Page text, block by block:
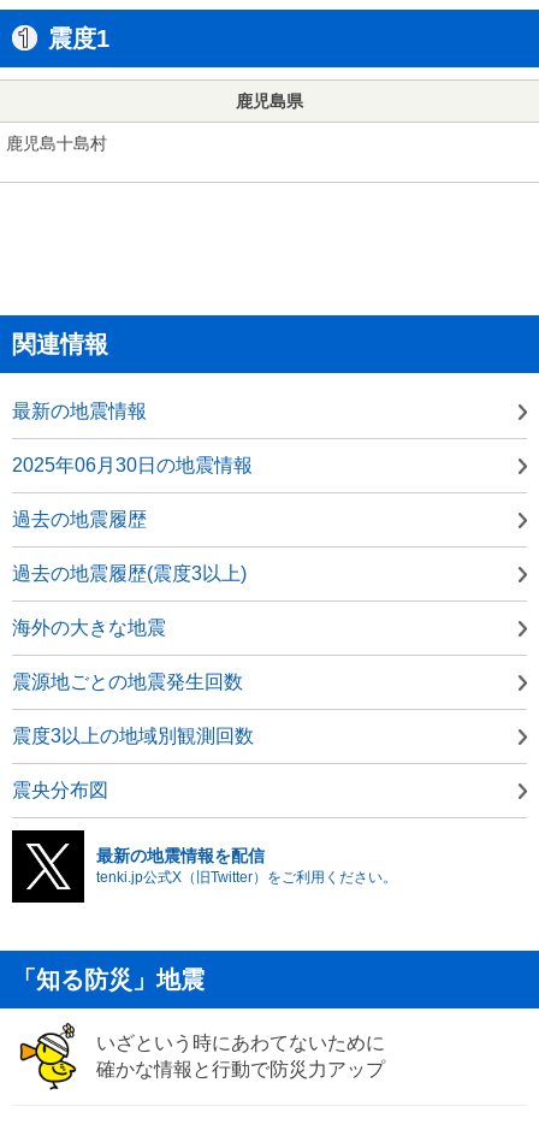
震度1
鹿児島県
鹿児島十島村
関連情報
最新の地震情報
2025年06月30日の地震情報
過去の地震履歴
過去の地震履歴(震度3以上)
海外の大きな地震
震源地ごとの地震発生回数
震度3以上の地域別観測回数
震央分布図
最新の地震情報を配信
tenki.jp公式X（旧Twitter）をご利用ください。
「知る防災」地震
いざという時にあわてないために
確かな情報と行動で防災力アップ